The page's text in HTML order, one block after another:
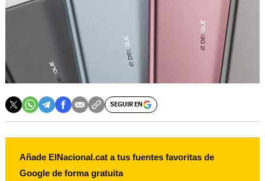
SEGUIR EN
Añade ElNacional.cat a tus fuentes favoritas de
Google de forma gratuita